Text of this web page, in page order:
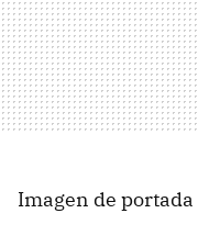
Imagen de